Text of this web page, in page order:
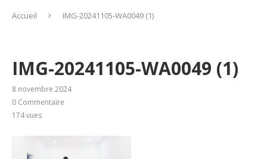
Accueil IMG-20241105-WA0049 (1)
IMG-20241105-WA0049 (1)
8 novembre 2024
0 Commentaire
174vues